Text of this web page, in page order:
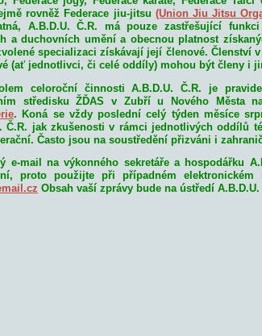
rovněž Federace jiu-jitsu (Union Jiu Jitsu
A.B.D.U. Č.R. má pouze zastřešující
a duchovních umění a obecnou platnost
specializaci získávají její členové. Členství
(ať jednotlivci, či celé oddíly) mohou být členy i
celoroční činnosti A.B.D.U. Č.R. je
středisku ŽĎAS v Zubří u Nového Města
. Koná se vždy poslední celý týden měsíce
Č.R. jak zkušenosti v rámci jednotlivých oddílů
Často jsou na soustředění přizváni i
e-mail na výkonného sekretáře a hospodářku
proto použijte při případném elektronickém
Obsah vaší zprávy bude na ústředí A.B.D.U.